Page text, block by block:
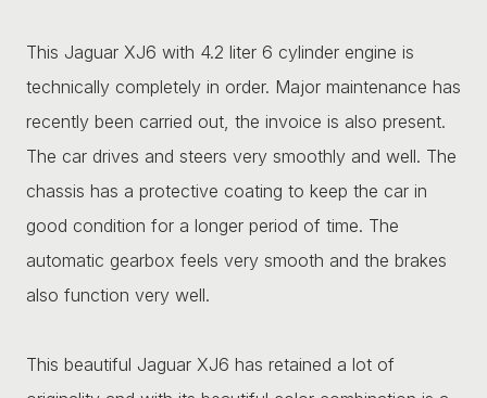
This Jaguar XJ6 with 4.2 liter 6 cylinder engine is
technically completely in order. Major maintenance has
recently been carried out, the invoice is also present.
The car drives and steers very smoothly and well. The
chassis has a protective coating to keep the car in
good condition for a longer period of time. The
automatic gearbox feels very smooth and the brakes
also function very well.
This beautiful Jaguar XJ6 has retained a lot of